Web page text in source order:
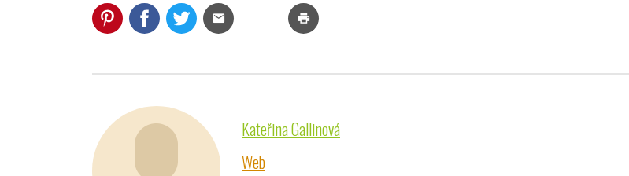
mail print
Kateřina Gallinová
Web